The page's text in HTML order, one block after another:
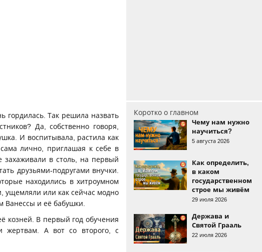
гордилась. Так решила назвать
Да, собственно говоря,
И воспитывала, растила как
лично, приглашая к себе в
захаживали в столь, на первый
друзьями-подругами внучки.
находились в хитроумном
ущемляли или как сейчас модно
Ванессы и её бабушки.
козней. В первый год обучения
жертвам. А вот со второго, с
Коротко о главном
Чему нам нужно
научиться?
5 августа 2026
Как определить,
в каком
государственном
строе мы живём
29 июля 2026
Держава и
Святой Грааль
22 июля 2026